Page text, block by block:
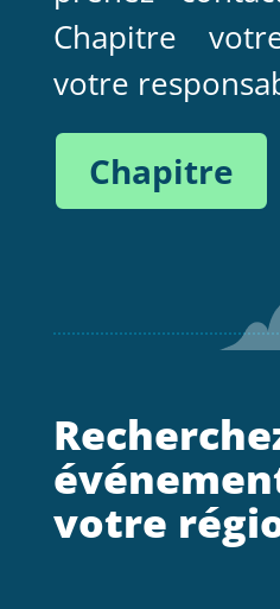
Chapitre
votre
Chapitre
votre